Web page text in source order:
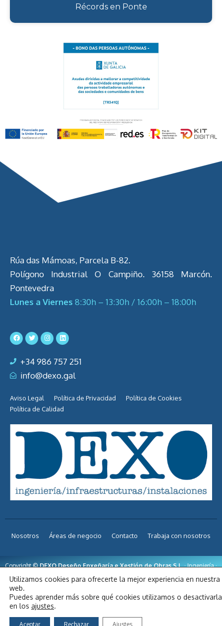
Récords en Ponte
Rúa das Mámoas, Parcela B-82.
Polígono Industrial O Campiño. 36158 Marcón.
Pontevedra
Lunes a Viernes 8:30h – 13:30h / 16:00h – 18:00h
+34 986 757 251
info@dexo.gal
Aviso Legal Política de Privacidad
Política de Cookies
Política de Calidad
Nosotros Áreas de negocio Contacto Trabaja con nosotros
Copyright ©DEXO Deseño Enxeñaría e Xestión de Obras S.L.· Ingeniería ·
Infraestructuras · Instalaciones | Diseño web
inova3.net
Utilizamos cookies para ofrecerte la mejor experiencia en nuestra
web.
Puedes aprender más sobre qué cookies utilizamos o
en los ajustes.
Aceptar Rechazar Ajustes